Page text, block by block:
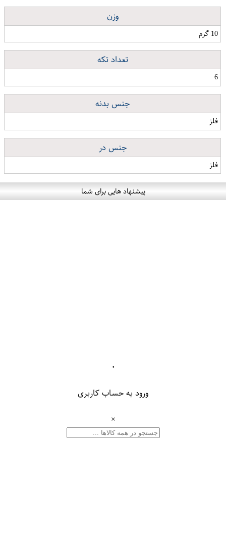
وزن
10 گرم
تعداد تکه
6
جنس بدنه
فلز
جنس در
فلز
پیشنهاد هایی برای شما
۰
ورود به حساب کاربری
×